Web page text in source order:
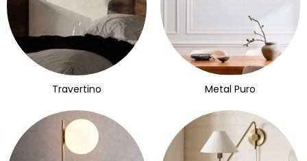
Travertino Metal Puro